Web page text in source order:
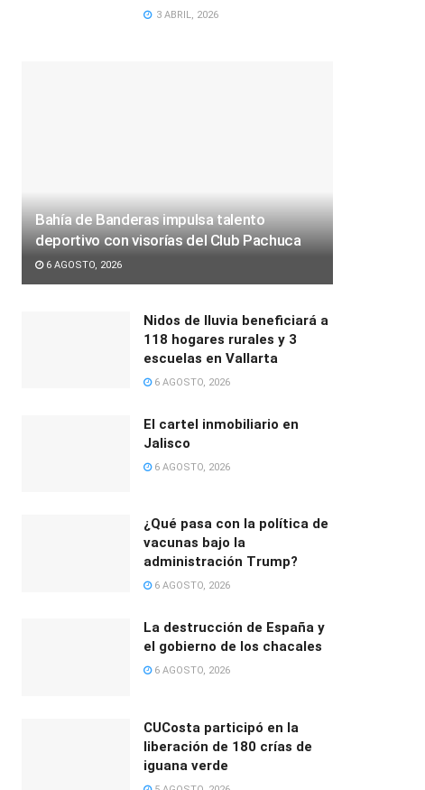
3 ABRIL, 2026
Bahía de Banderas impulsa talento
deportivo con visorías del Club Pachuca
6 AGOSTO, 2026
Nidos de lluvia beneficiará a
118 hogares rurales y 3
escuelas en Vallarta
6 AGOSTO, 2026
El cartel inmobiliario en
Jalisco
6 AGOSTO, 2026
¿Qué pasa con la política de
vacunas bajo la
administración Trump?
6 AGOSTO, 2026
La destrucción de España y
el gobierno de los chacales
6 AGOSTO, 2026
CUCosta participó en la
liberación de 180 crías de
iguana verde